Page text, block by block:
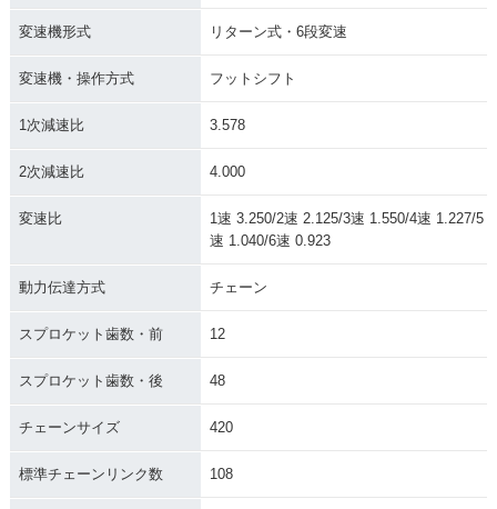
変速機形式 リターン式・6段変速
変速機・操作方式 フットシフト
1次減速比 3.578
2次減速比 4.000
変速比
1速 3.250/2速 2.125/3速 1.550/4速 1.227/5
速 1.040/6速 0.923
動力伝達方式 チェーン
スプロケット歯数・前 12
スプロケット歯数・後 48
チェーンサイズ 420
標準チェーンリンク数 108